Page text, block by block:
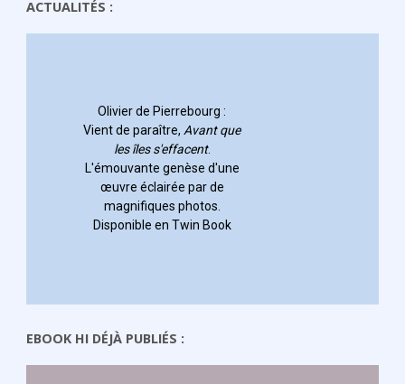
ACTUALITÉS :
EBOOK HI DÉJÀ PUBLIÉS :